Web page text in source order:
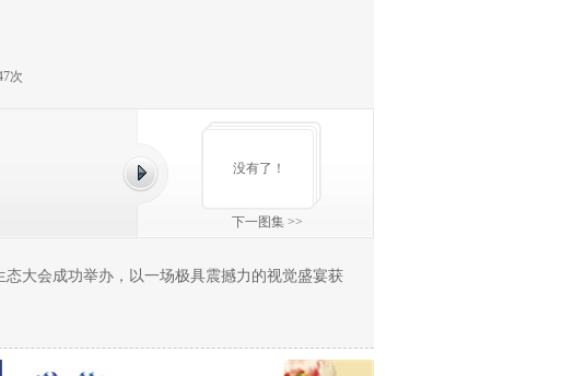
次
没有了！
下一图集 >>
大会成功举办，以一场极具震撼力的视觉盛宴获